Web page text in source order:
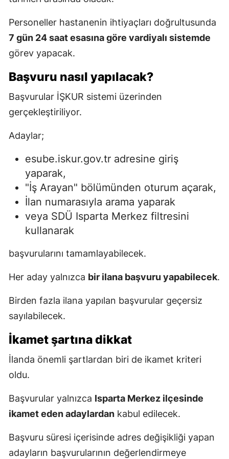
Personeller hastanenin ihtiyaçları doğrultusunda
7 gün 24 saat esasına göre vardiyalı sistemde
görev yapacak.
Başvuru nasıl yapılacak?
Başvurular İŞKUR sistemi üzerinden
gerçekleştiriliyor.
Adaylar;
esube.iskur.gov.tr adresine giriş
yaparak,
"İş Arayan" bölümünden oturum açarak,
İlan numarasıyla arama yaparak
veya SDÜ Isparta Merkez filtresini
kullanarak
başvurularını tamamlayabilecek.
Her aday yalnızca bir ilana başvuru yapabilecek.
Birden fazla ilana yapılan başvurular geçersiz
sayılabilecek.
İkamet şartına dikkat
İlanda önemli şartlardan biri de ikamet kriteri
oldu.
Başvurular yalnızca Isparta Merkez ilçesinde
ikamet eden adaylardan kabul edilecek.
Başvuru süresi içerisinde adres değişikliği yapan
adayların başvurularının değerlendirmeye